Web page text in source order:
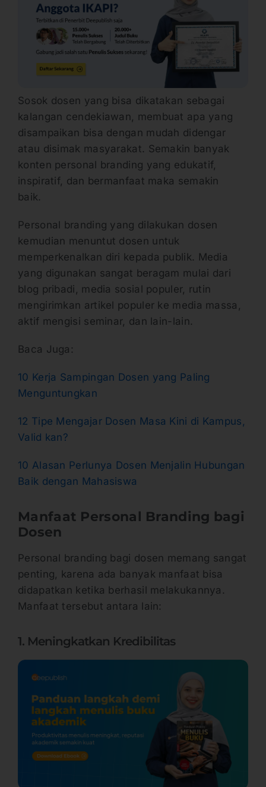
Sosok dosen yang bisa dikatakan sebagai
kalangan cendekiawan, membuat apa yang
disampaikan bisa dengan mudah didengar
atau disimak masyarakat. Semakin banyak
konten personal branding yang edukatif,
inspiratif, dan bermanfaat maka semakin
baik.
Personal branding yang dilakukan dosen
kemudian menuntut dosen untuk
memperkenalkan diri kepada publik. Media
yang digunakan sangat beragam mulai dari
blog pribadi, media sosial populer, rutin
mengirimkan artikel populer ke media massa,
aktif mengisi seminar, dan lain-lain.
Baca Juga:
10 Kerja Sampingan Dosen yang Paling
Menguntungkan
12 Tipe Mengajar Dosen Masa Kini di Kampus,
Valid kan?
10 Alasan Perlunya Dosen Menjalin Hubungan
Baik dengan Mahasiswa
Manfaat Personal Branding bagi
Dosen
Personal branding bagi dosen memang sangat
penting, karena ada banyak manfaat bisa
didapatkan ketika berhasil melakukannya.
Manfaat tersebut antara lain:
1. Meningkatkan Kredibilitas